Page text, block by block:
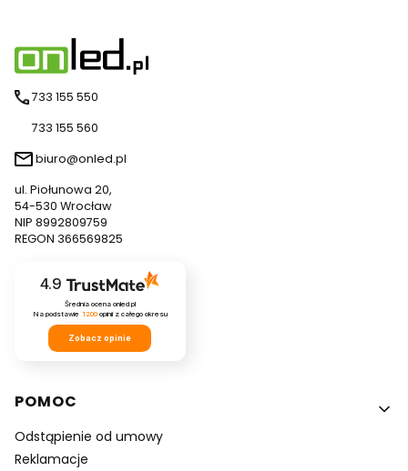
733 155 550
733 155 560
biuro@onled.pl
ul. Piołunowa 20,
54-530 Wrocław
NIP 8992809759
REGON 366569825
4.9
Średnia ocena onled.pl
Na podstawie 1200opinii z całego okresu
Zobacz opinie
Linki w stopce
POMOC
Odstąpienie od umowy
Reklamacje